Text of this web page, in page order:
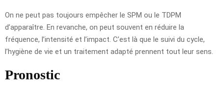
On ne peut pas toujours empêcher le SPM ou le TDPM
d’apparaître. En revanche, on peut souvent en réduire la
fréquence, l’intensité et l’impact. C’est là que le suivi du cycle,
l’hygiène de vie et un traitement adapté prennent tout leur sens.
Pronostic